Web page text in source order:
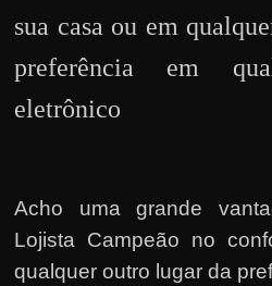
sua casa ou em
preferência em
eletrônico
Acho uma grande
Lojista Campeão no
qualquer outro lugar da